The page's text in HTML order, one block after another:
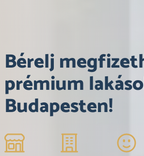
Bérelj
prémium
Budapesten!